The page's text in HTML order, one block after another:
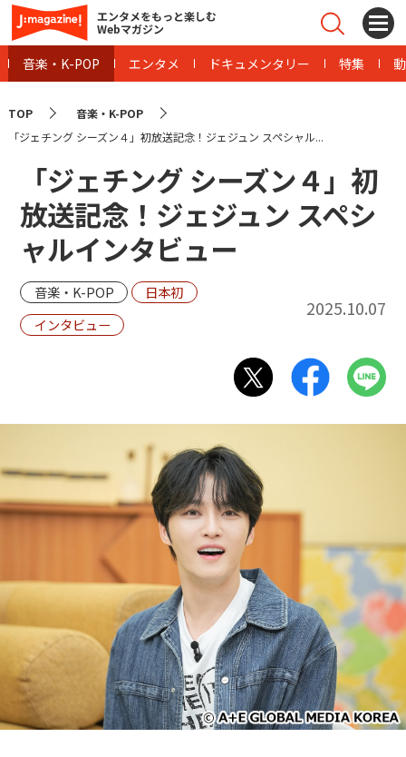
エンタメをもっと楽しむ
Webマガジン
音楽・K-POP エンタメ ドキュメンタリー 特集
TOP
音楽・K-POP
「ジェチング シーズン４」初放送記念！ジェジュン スペシャル...
「ジェチング シーズン４」初
放送記念！ジェジュン スペシ
ャルインタビュー
音楽・K-POP
日本初
インタビュー
2025.10.07